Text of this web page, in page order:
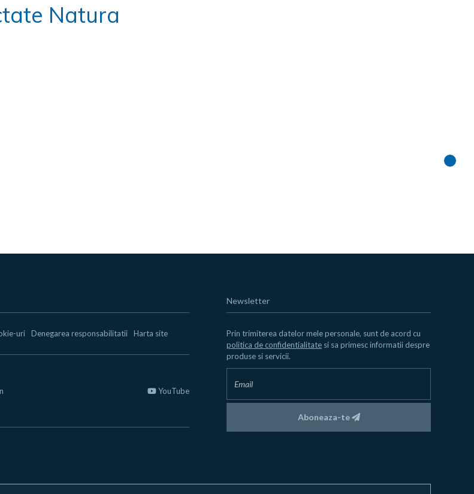
Natura
uri Denegarea responsabilitatii Harta site
YouTube
Newsletter
Prin trimiterea datelor mele personale, sunt de acord cu
politica de confidentialitate si sa primesc informatii despre
produse si servicii.
Aboneaza-te